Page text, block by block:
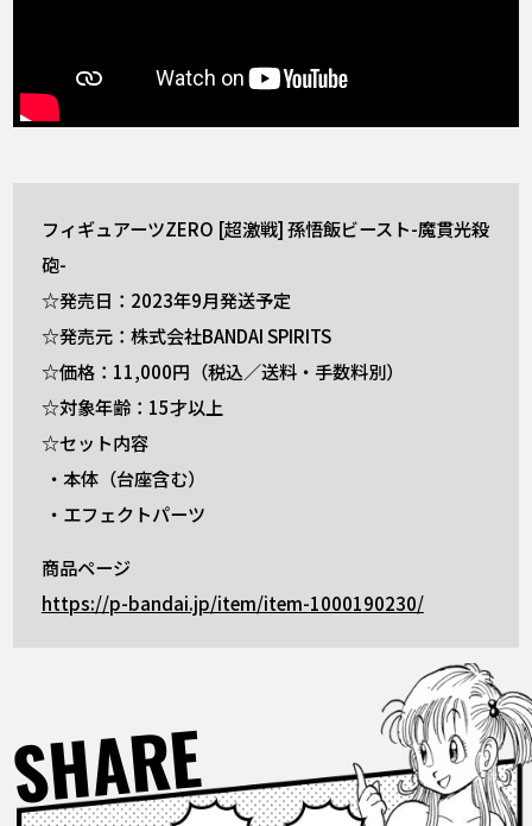
フィギュアーツZERO [超激戦] 孫悟飯ビースト-魔貫光殺
砲-
☆発売日：2023年9月発送予定
☆発売元：株式会社BANDAI SPIRITS
☆価格：11,000円（税込／送料・手数料別）
☆対象年齢：15才以上
☆セット内容
・本体（台座含む）
・エフェクトパーツ
商品ページ
https://p-bandai.jp/item/item-1000190230/
SHARE Facebook X